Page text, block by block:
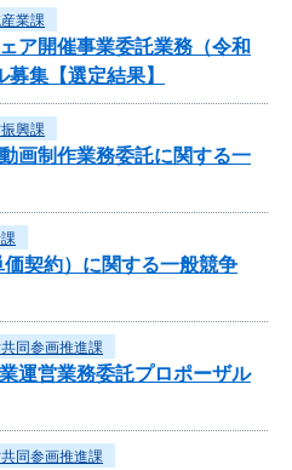
業課
ア開催事業委託業務（令和
集【選定結果】
興課
画制作業務委託に関する一
契約）に関する一般競争
同参画推進課
運営業務委託プロポーザル
同参画推進課